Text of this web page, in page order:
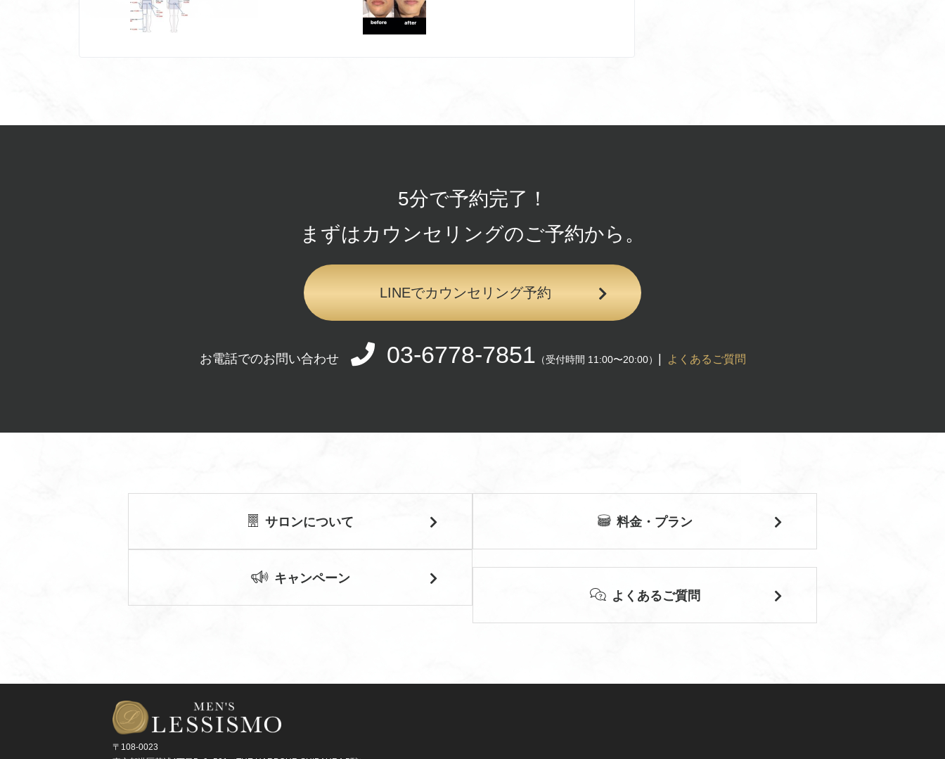
5分で予約完了！
まずはカウンセリングのご予約から。
LINEでカウンセリング予約
お電話でのお問い合わせ 03-6778-7851 （受付時間 11:00〜20:00） | よくあるご質問
サロンについて 料金・プラン
キャンペーン
よくあるご質問
〒108-0023